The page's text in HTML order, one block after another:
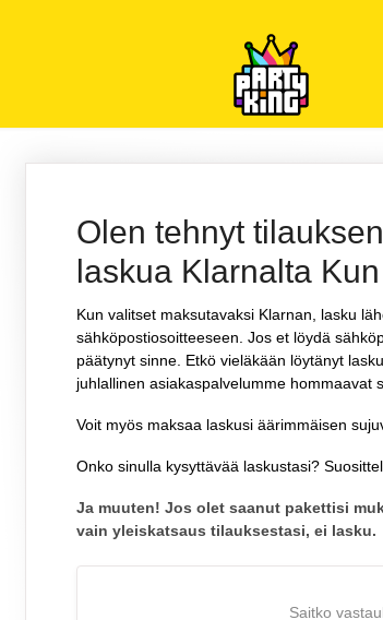
Olen tehnyt
laskua Klarnalta
Kun valitset maksutavaksi Klarnan, lasku
sähköpostiosoitteeseen. Jos et löydä
päätynyt sinne. Etkö vieläkään löytänyt
juhlallinen asiakaspalvelummehommaavat
Voit myös maksaa laskusi äärimmäisen
Onko sinulla kysyttävää laskustasi?
Ja muuten! Jos olet saanut pakettisi
vain yleiskatsaus tilauksestasi, ei lasku.
Saitko